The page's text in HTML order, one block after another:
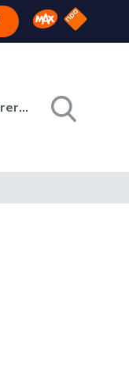
Omroep MAX
NPO
Registreren